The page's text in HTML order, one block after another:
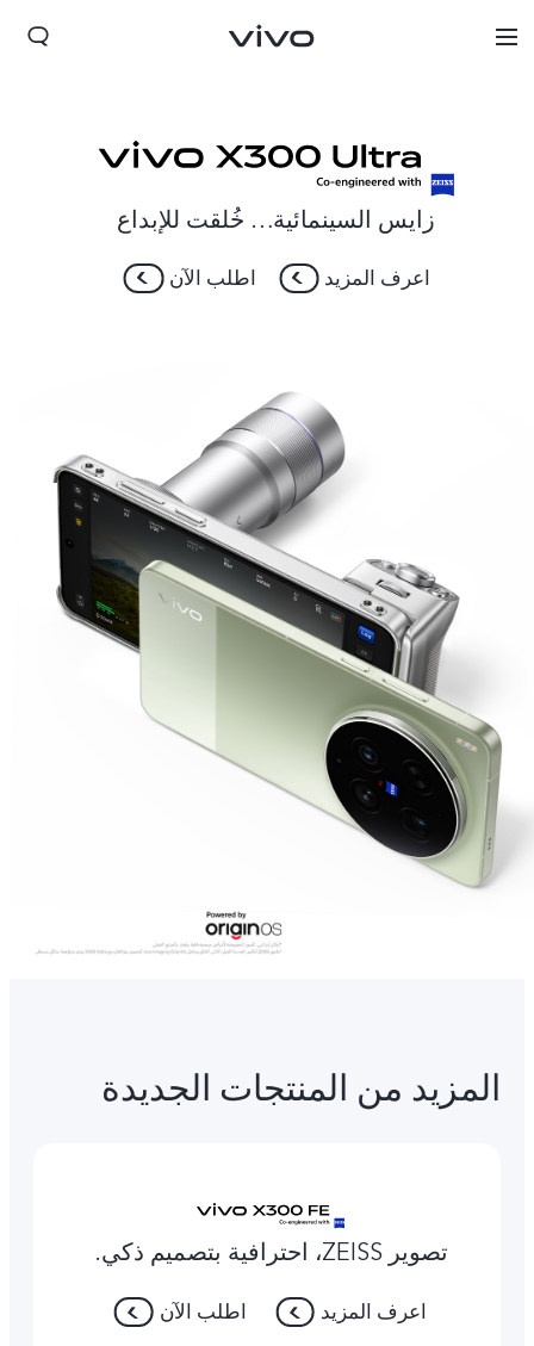
زايس السينمائية… خُلقت للإبداع
اعرف المزيد اطلب الآن
المزيد من المنتجات الجديدة
تصوير ZEISS، احترافية بتصميم ذكي.
اعرف المزيد اطلب الآن